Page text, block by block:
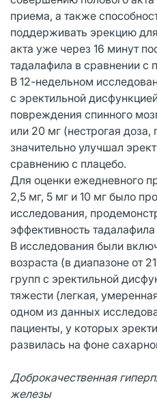
приема, а также
поддерживать эрекцию
акта уже через 16 минут
тадалафила в сравнении с
В 12-недельном
с эректильной
повреждения спинного
или 20 мг (нестрогая доза,
значительно улучшал
сравнению с плацебо.
Для оценки ежедневного
2,5 мг, 5 мг и 10 мг было
исследования,
эффективность
В исследования были
возраста (в диапазоне от
групп с эректильной
тяжести (легкая,
одном из данных
пациенты, у которых
развилась на фоне
Доброкачественная
железы